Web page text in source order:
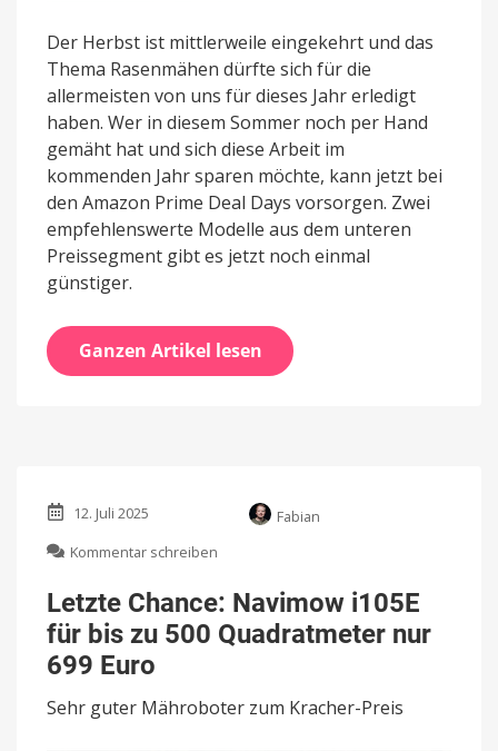
Der Herbst ist mittlerweile eingekehrt und das
Thema Rasenmähen dürfte sich für die
allermeisten von uns für dieses Jahr erledigt
haben. Wer in diesem Sommer noch per Hand
gemäht hat und sich diese Arbeit im
kommenden Jahr sparen möchte, kann jetzt bei
den Amazon Prime Deal Days vorsorgen. Zwei
empfehlenswerte Modelle aus dem unteren
Preissegment gibt es jetzt noch einmal
günstiger.
Ganzen Artikel lesen
12. Juli 2025
Fabian
Kommentar schreiben
Chance:
Navimow
i105E
zu
500
Letzte Chance: Navimow i105E
für bis zu 500 Quadratmeter nur
699 Euro
Sehr guter Mähroboter zum Kracher-Preis